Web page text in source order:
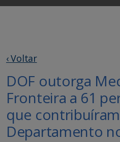
‹ Voltar
DOF outorga
Fronteira a 61
que
Departamento